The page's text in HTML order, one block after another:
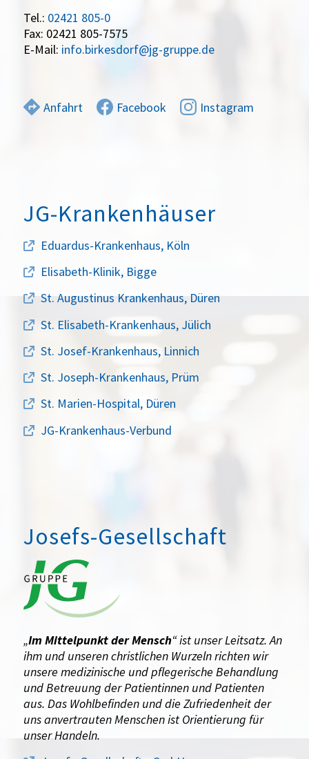
Tel.: 02421 805-0
Fax: 02421 805-7575
E-Mail: info.birkesdorf@jg-gruppe.de
Anfahrt Facebook Instagram
JG-Krankenhäuser
Eduardus-Krankenhaus, Köln
Elisabeth-Klinik, Bigge
St. Augustinus Krankenhaus, Düren
St. Elisabeth-Krankenhaus, Jülich
St. Josef-Krankenhaus, Linnich
St. Joseph-Krankenhaus, Prüm
St. Marien-Hospital, Düren
JG-Krankenhaus-Verbund
Josefs-Gesellschaft
„Im Mittelpunkt der Mensch“ ist unser Leitsatz. An
ihm und unseren christlichen Wurzeln richten wir
unsere medizinische und pflegerische Behandlung
und Betreuung der Patientinnen und Patienten
aus. Das Wohlbefinden und die Zufriedenheit der
uns anvertrauten Menschen ist Orientierung für
unser Handeln.